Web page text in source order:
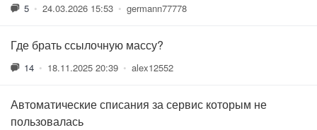
5 • 24.03.2026 15:53 • germann77778
Где брать ссылочную массу?
14 • 18.11.2025 20:39 • alex12552
Автоматические списания за сервис которым не
пользовалась